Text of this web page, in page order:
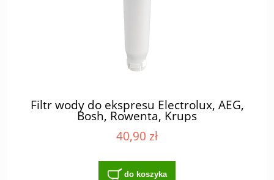
Filtr wody do ekspresu Electrolux, AEG,
Bosh, Rowenta, Krups
40,90 zł
do koszyka